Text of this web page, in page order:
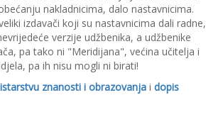
nakladnicima, dalo nastavnicima.
izdavači koji su nastavnicima dali radne,
verzije udžbenika, a udžbenike
pa tako ni "Meridijana", većina učitelja i
pa ih nisu mogli ni birati!
znanosti i obrazovanja i dopis